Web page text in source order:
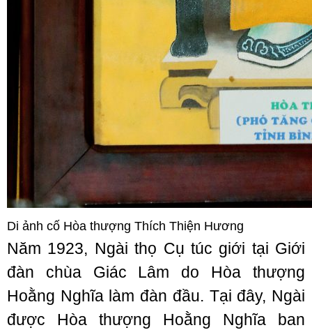
Di ảnh cố Hòa thượng Thích Thiện Hương
Năm 1923, Ngài thọ Cụ túc giới tại Giới
đàn chùa Giác Lâm do Hòa thượng
Hoằng Nghĩa làm đàn đầu. Tại đây, Ngài
được Hòa thượng Hoằng Nghĩa ban